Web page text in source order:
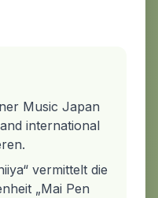
Music Japan
international
vermittelt die
„Mai Pen